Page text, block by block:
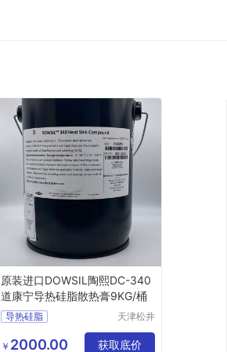
原装进口DOWSIL陶熙DC-340
道康宁导热硅脂散热膏9KG/桶
导热硅脂
天津松井
公司
￥ 2000.00 获取底价